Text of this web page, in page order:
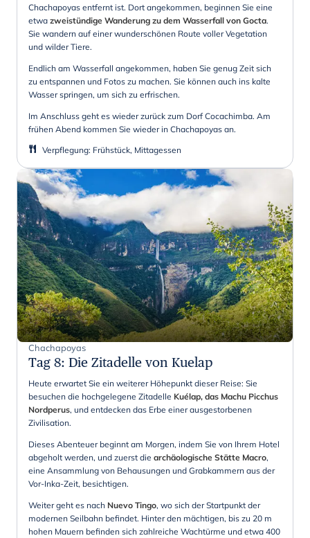
Chachapoyas entfernt ist. Dort angekommen, beginnen Sie eine
etwa zweistündige Wanderung zu dem Wasserfall von Gocta.
Sie wandern auf einer wunderschönen Route voller Vegetation
und wilder Tiere.
Endlich am Wasserfall angekommen, haben Sie genug Zeit sich
zu entspannen und Fotos zu machen. Sie können auch ins kalte
Wasser springen, um sich zu erfrischen.
Im Anschluss geht es wieder zurück zum Dorf Cocachimba. Am
frühen Abend kommen Sie wieder in Chachapoyas an.
Verpflegung: Frühstück, Mittagessen
Chachapoyas
Tag 8: Die Zitadelle von Kuelap
Heute erwartet Sie ein weiterer Höhepunkt dieser Reise: Sie
besuchen die hochgelegene Zitadelle Kuélap, das Machu Picchus
Nordperus, und entdecken das Erbe einer ausgestorbenen
Zivilisation.
Dieses Abenteuer beginnt am Morgen, indem Sie von Ihrem Hotel
abgeholt werden, und zuerst die archäologische Stätte Macro,
eine Ansammlung von Behausungen und Grabkammern aus der
Vor-Inka-Zeit, besichtigen.
Weiter geht es nach Nuevo Tingo, wo sich der Startpunkt der
modernen Seilbahn befindet. Hinter den mächtigen, bis zu 20 m
hohen Mauern befinden sich zahlreiche Wachtürme und etwa 400